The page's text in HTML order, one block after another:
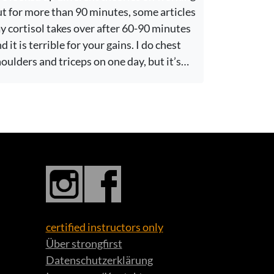
for more than 90 minutes, some articles
cortisol takes over after 60-90 minutes
it is terrible for your gains. I do chest
and triceps on one day, but it’s…
certified instructors only
Über strongfirst
Datenschutzerklärung